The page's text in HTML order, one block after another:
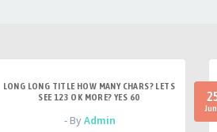
LONG LONG TITLE HOW MANY CHARS? LETS
SEE 123 OK MORE? YES 60
- ByAdmin